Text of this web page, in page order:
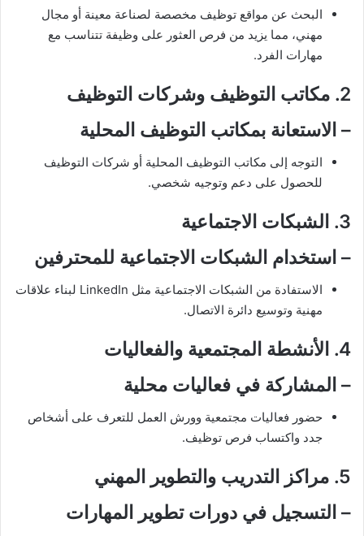
البحث عن مواقع توظيف مخصصة لصناعة معينة أو مجال
مهني، مما يزيد من فرص العثور على وظيفة تتناسب مع
مهارات الفرد.
2. مكاتب التوظيف وشركات التوظيف
– الاستعانة بمكاتب التوظيف المحلية
التوجه إلى مكاتب التوظيف المحلية أو شركات التوظيف
للحصول على دعم وتوجيه شخصي.
3. الشبكات الاجتماعية
– استخدام الشبكات الاجتماعية للمحترفين
الاستفادة من الشبكات الاجتماعية مثل LinkedIn لبناء علاقات
مهنية وتوسيع دائرة الاتصال.
4. الأنشطة المجتمعية والفعاليات
– المشاركة في فعاليات محلية
حضور فعاليات مجتمعية وورش العمل للتعرف على أشخاص
جدد واكتساب فرص توظيف.
5. مراكز التدريب والتطوير المهني
– التسجيل في دورات تطوير المهارات